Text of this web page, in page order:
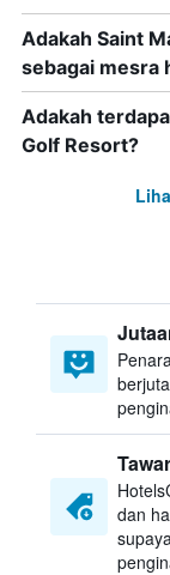
Adakah Saint
sebagai mesra
Adakah
Golf Resort?
dan